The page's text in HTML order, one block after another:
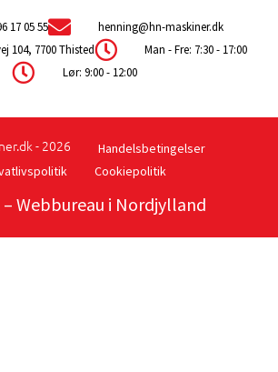
17 05 55
henning@hn-maskiner.dk
104, 7700 Thisted
Man - Fre: 7:30 - 17:00
Lør: 9:00 - 12:00
- 2026
Handelsbetingelser
Cookiepolitik
– Webbureau i Nordjylland